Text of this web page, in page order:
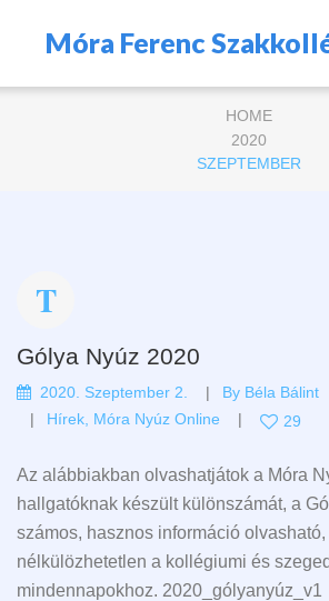
Móra Ferenc
HOME
2020
SZEPTEMBER
Gólya Nyúz 2020
2020. Szeptember 2. By Béla Bálint
Hírek Móra Nyúz Online 29
Az alábbiakban olvashatjátok a Móra
hallgatóknak készült különszámát, a
számos, hasznos információ
nélkülözhetetlen a kollégiumi és
mindennapokhoz. 2020_gólyanyúz_v1